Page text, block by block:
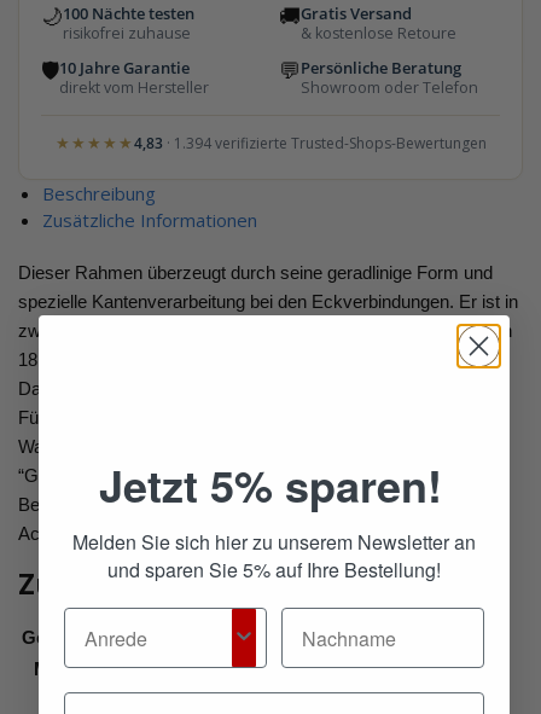
🌙100 Nächte testen
risikofrei zuhause
🚚Gratis Versand
& kostenlose Retoure
🛡10 Jahre Garantie
direkt vom Hersteller
💬Persönliche Beratung
Showroom oder Telefon
★★★★★4,83 · 1.394 verifizierte Trusted-Shops-Bewertungen
Beschreibung
Zusätzliche Informationen
Dieser Rahmen überzeugt durch seine geradlinige Form und
spezielle Kantenverarbeitung bei den Eckverbindungen. Er ist in
zwei verschiedenen Einlegetiefen anwendbar. Bei der Tiefe von
18 cm sind die Füsse bzw. die Pratico-Box um 5 cm versenkt.
Das gesamte Bett gewinnt somit mehr Bodennähe und die
Füsse rücken in den Hintergrund. Ergänzende Kopfteile und
Wandpaneelen finden Sie im nebenstehenden Katalog
“Gepolsterte Kopfteile/Wandpaneele”. Passende Lampen und
Beimöbel finden Sie im nebenstehenden Katalog “Lampen &
Accessoires”.
Zusätzliche Informationen
Gewicht n. v.
Maße
n. v.
140×200,140×210,140×220,160×200,160×210,
Jetzt 5% sparen!
Melden Sie sich hier zu unserem Newsletter an
und sparen Sie 5% auf Ihre Bestellung!